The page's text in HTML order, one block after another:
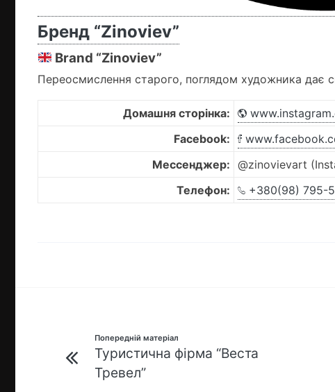
Бренд “Zinoviev”
Brand “Zinoviev”
Переосмислення старого, поглядом художника дає
Домашня сторінка:
Facebook:
Мессенджер: @zinovievart
Телефон:
+380(98) 795-
Навігація
записів
Попередній матеріал
Туристична фірма “Веста
Тревел”